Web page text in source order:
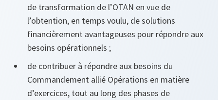
de transformation de l’OTAN en vue de
l’obtention, en temps voulu, de solutions
financièrement avantageuses pour répondre aux
besoins opérationnels ;
de contribuer à répondre aux besoins du
Commandement allié Opérations en matière
d’exercices, tout au long des phases de